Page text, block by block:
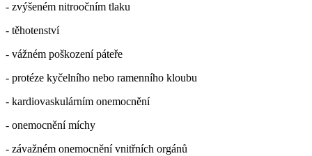
- zvýšeném nitroočním tlaku
- těhotenství
- vážném poškození páteře
- protéze kyčelního nebo ramenního kloubu
- kardiovaskulárním onemocnění
- onemocnění míchy
- závažném onemocnění vnitřních orgánů